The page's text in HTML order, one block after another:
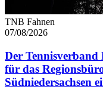
TNB Fahnen
07/08/2026
Der Tennisverband
für das
Südniedersachsen